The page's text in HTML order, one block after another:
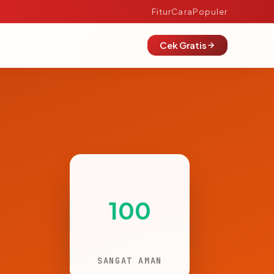
FiturCaraPopuler
Cek Gratis
100
SANGAT AMAN